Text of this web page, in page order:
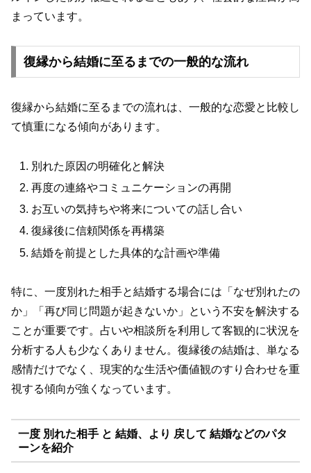
まっています。
復縁から結婚に至るまでの一般的な流れ
復縁から結婚に至るまでの流れは、一般的な恋愛と比較し
て慎重になる傾向があります。
別れた原因の明確化と解決
再度の連絡やコミュニケーションの再開
お互いの気持ちや将来についての話し合い
復縁後に信頼関係を再構築
結婚を前提とした具体的な計画や準備
特に、一度別れた相手と結婚する場合には「なぜ別れたの
か」「再び同じ問題が起きないか」という不安を解決する
ことが重要です。占いや相談所を利用して客観的に状況を
分析する人も少なくありません。復縁後の結婚は、単なる
感情だけでなく、現実的な生活や価値観のすり合わせを重
視する傾向が強くなっています。
一度 別れた相手 と 結婚、より 戻して 結婚などのパタ
ーンを紹介